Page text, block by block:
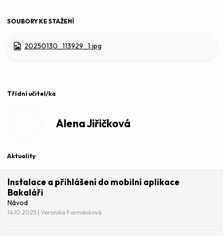
SOUBORY KE STAŽENÍ
20250130_113929_1.jpg
Třídní učitel/ka
Alena Jiřičková
Aktuality
Instalace a přihlášení do mobilní aplikace
Bakaláři
Návod
14.10.2025 | Veronika Formánková